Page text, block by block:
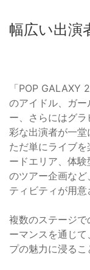
幅広い出演
「POP GALAXY
のアイドル、ガ
ー、さらにはグ
彩な出演者が一堂
ただ単にライブ
ードエリア、体
のツアー企画な
ティビティが用意
複数のステージ
ーマンスを通じ
プの魅力に浸るこ